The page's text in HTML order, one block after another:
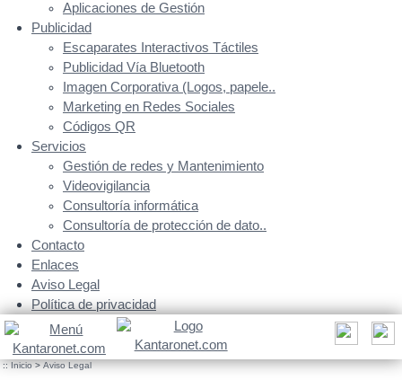
Aplicaciones de Gestión
Publicidad
Escaparates Interactivos Táctiles
Publicidad Vía Bluetooth
Imagen Corporativa (Logos, papele..
Marketing en Redes Sociales
Códigos QR
Servicios
Gestión de redes y Mantenimiento
Videovigilancia
Consultoría informática
Consultoría de protección de dato..
Contacto
Enlaces
Aviso Legal
Política de privacidad
:: Inicio>Aviso Legal